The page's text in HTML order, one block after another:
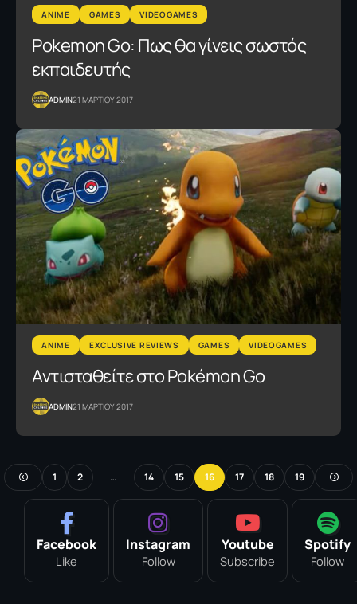
ANIME GAMES VIDEOGAMES
Pokemon Go: Πως θα γίνεις σωστός
εκπαιδευτής
ADMIN21 ΜΑΡΤΙΟΥ 2017
ANIME EXCLUSIVE REVIEWS GAMES VIDEOGAMES
Αντισταθείτε στο Pokémon Go
ADMIN21 ΜΑΡΤΙΟΥ 2017
1 2 … 14 15 16 17 18 19
Facebook
Like
Instagram
Follow
Youtube
Subscribe
Spotify
Follow